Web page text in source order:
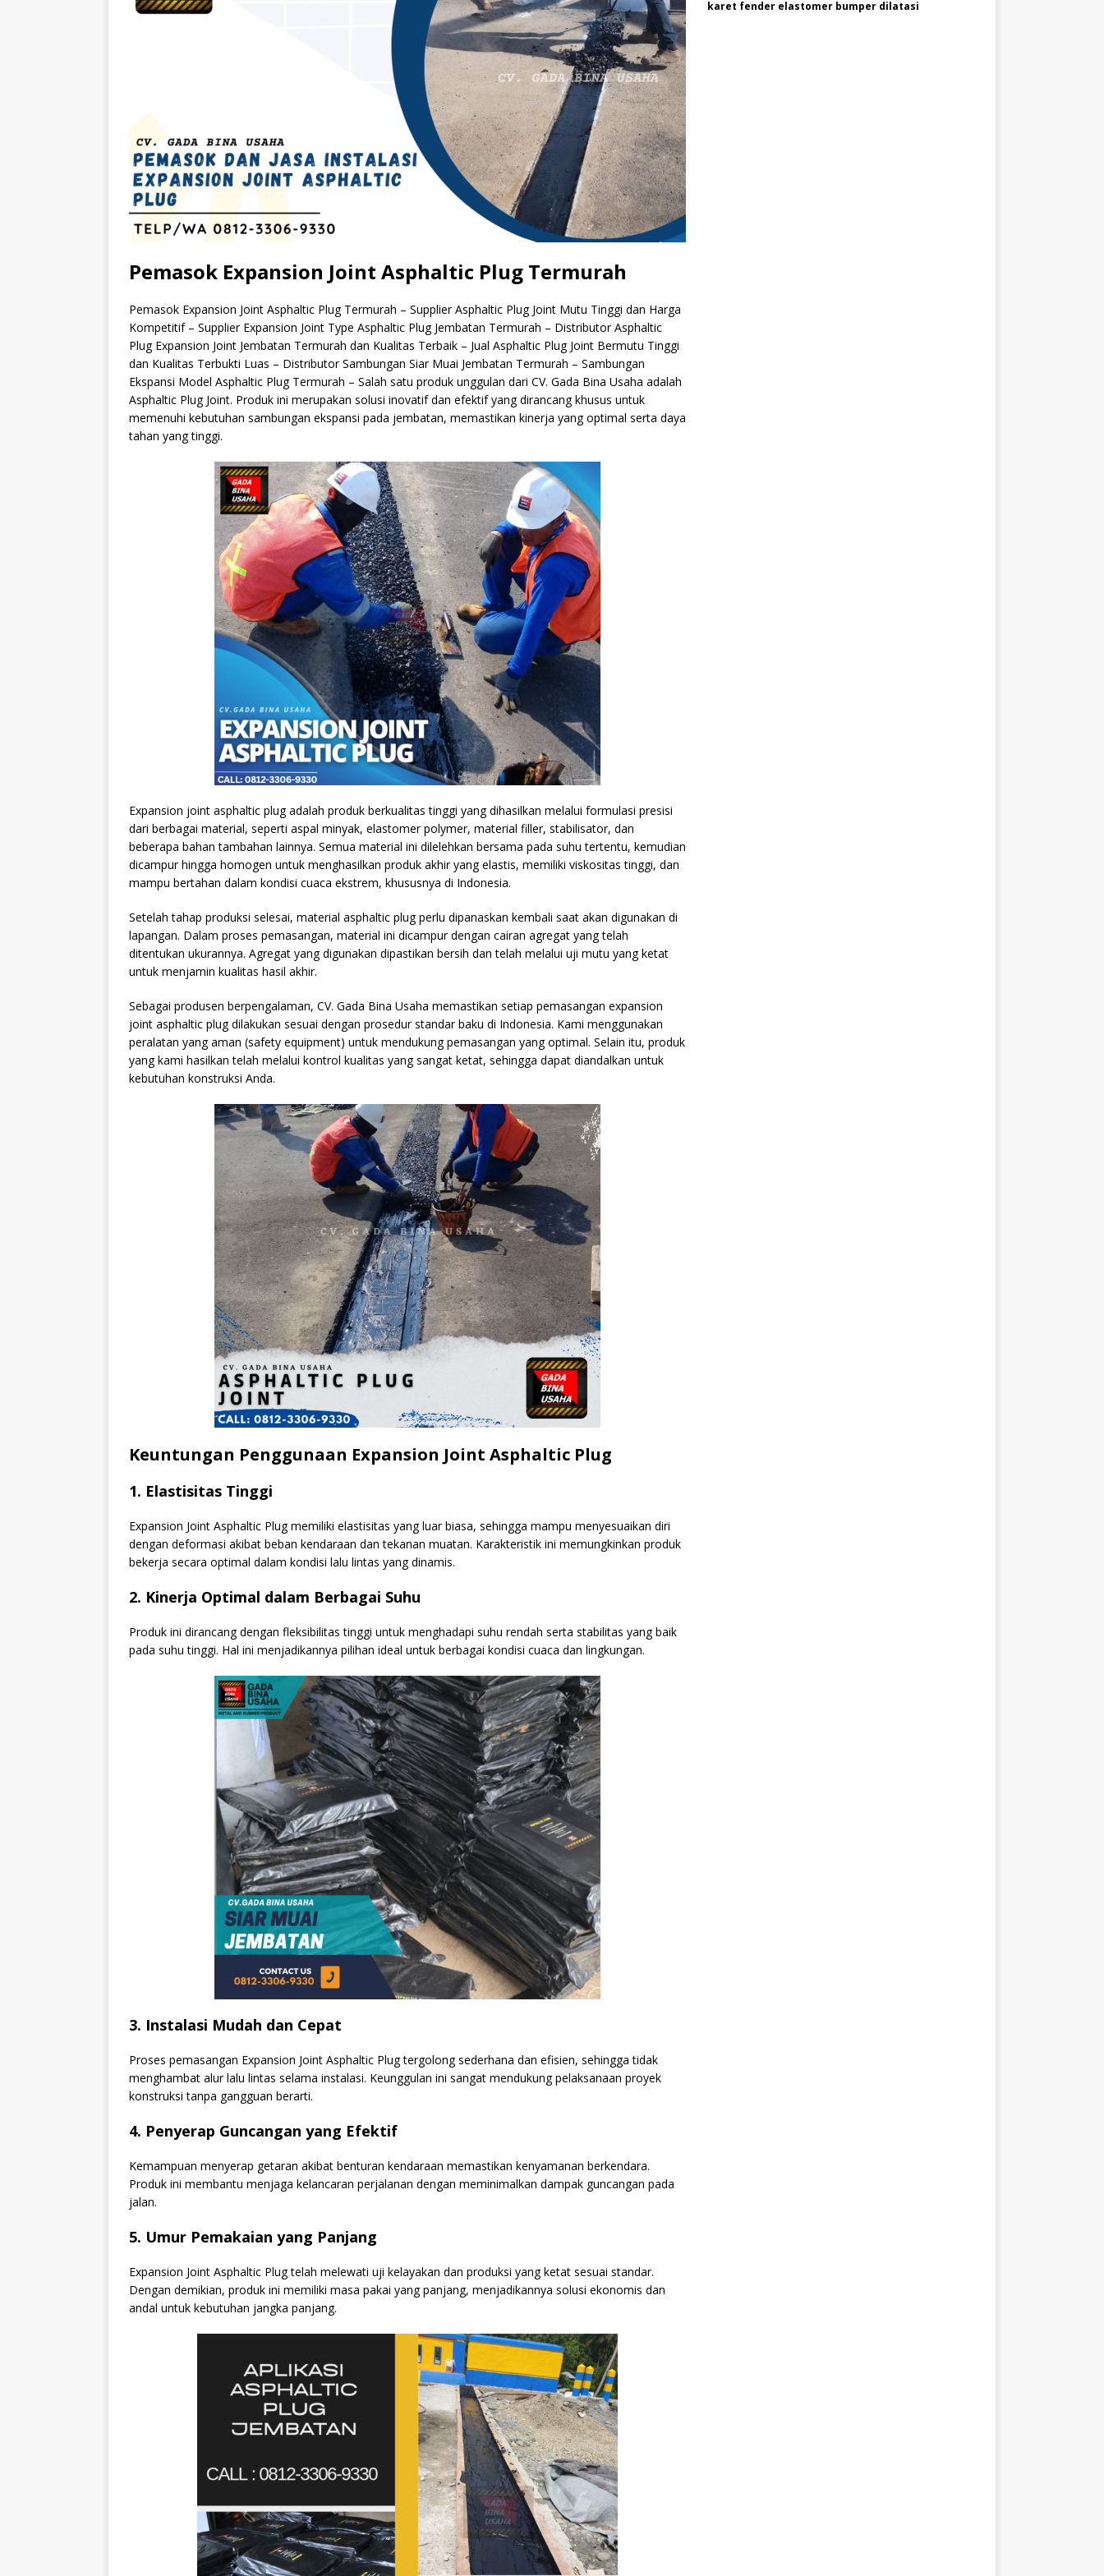
Pemasok Expansion Joint Asphaltic Plug Termurah
Pemasok Expansion Joint Asphaltic Plug Termurah – Supplier Asphaltic Plug Joint Mutu Tinggi dan Harga
Kompetitif – Supplier Expansion Joint Type Asphaltic Plug Jembatan Termurah – Distributor Asphaltic
Plug Expansion Joint Jembatan Termurah dan Kualitas Terbaik – Jual Asphaltic Plug Joint Bermutu Tinggi
dan Kualitas Terbukti Luas – Distributor Sambungan Siar Muai Jembatan Termurah – Sambungan
Ekspansi Model Asphaltic Plug Termurah – Salah satu produk unggulan dari CV. Gada Bina Usaha adalah
Asphaltic Plug Joint. Produk ini merupakan solusi inovatif dan efektif yang dirancang khusus untuk
memenuhi kebutuhan sambungan ekspansi pada jembatan, memastikan kinerja yang optimal serta daya
tahan yang tinggi.
Expansion joint asphaltic plug adalah produk berkualitas tinggi yang dihasilkan melalui formulasi presisi
dari berbagai material, seperti aspal minyak, elastomer polymer, material filler, stabilisator, dan
beberapa bahan tambahan lainnya. Semua material ini dilelehkan bersama pada suhu tertentu, kemudian
dicampur hingga homogen untuk menghasilkan produk akhir yang elastis, memiliki viskositas tinggi, dan
mampu bertahan dalam kondisi cuaca ekstrem, khususnya di Indonesia.
Setelah tahap produksi selesai, material asphaltic plug perlu dipanaskan kembali saat akan digunakan di
lapangan. Dalam proses pemasangan, material ini dicampur dengan cairan agregat yang telah
ditentukan ukurannya. Agregat yang digunakan dipastikan bersih dan telah melalui uji mutu yang ketat
untuk menjamin kualitas hasil akhir.
Sebagai produsen berpengalaman, CV. Gada Bina Usaha memastikan setiap pemasangan expansion
joint asphaltic plug dilakukan sesuai dengan prosedur standar baku di Indonesia. Kami menggunakan
peralatan yang aman (safety equipment) untuk mendukung pemasangan yang optimal. Selain itu, produk
yang kami hasilkan telah melalui kontrol kualitas yang sangat ketat, sehingga dapat diandalkan untuk
kebutuhan konstruksi Anda.
Keuntungan Penggunaan Expansion Joint Asphaltic Plug
1. Elastisitas Tinggi
Expansion Joint Asphaltic Plug memiliki elastisitas yang luar biasa, sehingga mampu menyesuaikan diri
dengan deformasi akibat beban kendaraan dan tekanan muatan. Karakteristik ini memungkinkan produk
bekerja secara optimal dalam kondisi lalu lintas yang dinamis.
2. Kinerja Optimal dalam Berbagai Suhu
Produk ini dirancang dengan fleksibilitas tinggi untuk menghadapi suhu rendah serta stabilitas yang baik
pada suhu tinggi. Hal ini menjadikannya pilihan ideal untuk berbagai kondisi cuaca dan lingkungan.
3. Instalasi Mudah dan Cepat
Proses pemasangan Expansion Joint Asphaltic Plug tergolong sederhana dan efisien, sehingga tidak
menghambat alur lalu lintas selama instalasi. Keunggulan ini sangat mendukung pelaksanaan proyek
konstruksi tanpa gangguan berarti.
4. Penyerap Guncangan yang Efektif
Kemampuan menyerap getaran akibat benturan kendaraan memastikan kenyamanan berkendara.
Produk ini membantu menjaga kelancaran perjalanan dengan meminimalkan dampak guncangan pada
jalan.
5. Umur Pemakaian yang Panjang
Expansion Joint Asphaltic Plug telah melewati uji kelayakan dan produksi yang ketat sesuai standar.
Dengan demikian, produk ini memiliki masa pakai yang panjang, menjadikannya solusi ekonomis dan
andal untuk kebutuhan jangka panjang.
karet fender elastomer bumper dilatasi